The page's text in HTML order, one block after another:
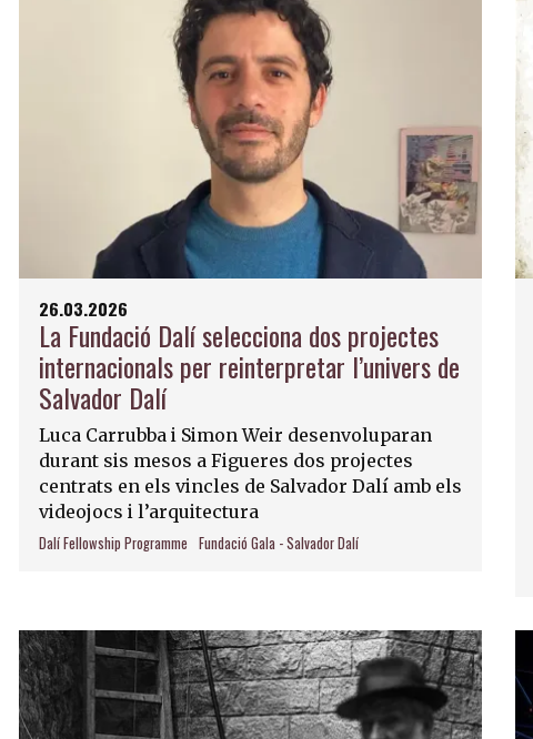
26.03.2026
La Fundació Dalí selecciona dos projectes
internacionals per reinterpretar l’univers de
Salvador Dalí
Luca Carrubba i Simon Weir desenvoluparan
durant sis mesos a Figueres dos projectes
centrats en els vincles de Salvador Dalí amb els
videojocs i l’arquitectura
Dalí Fellowship Programme Fundació Gala - Salvador Dalí